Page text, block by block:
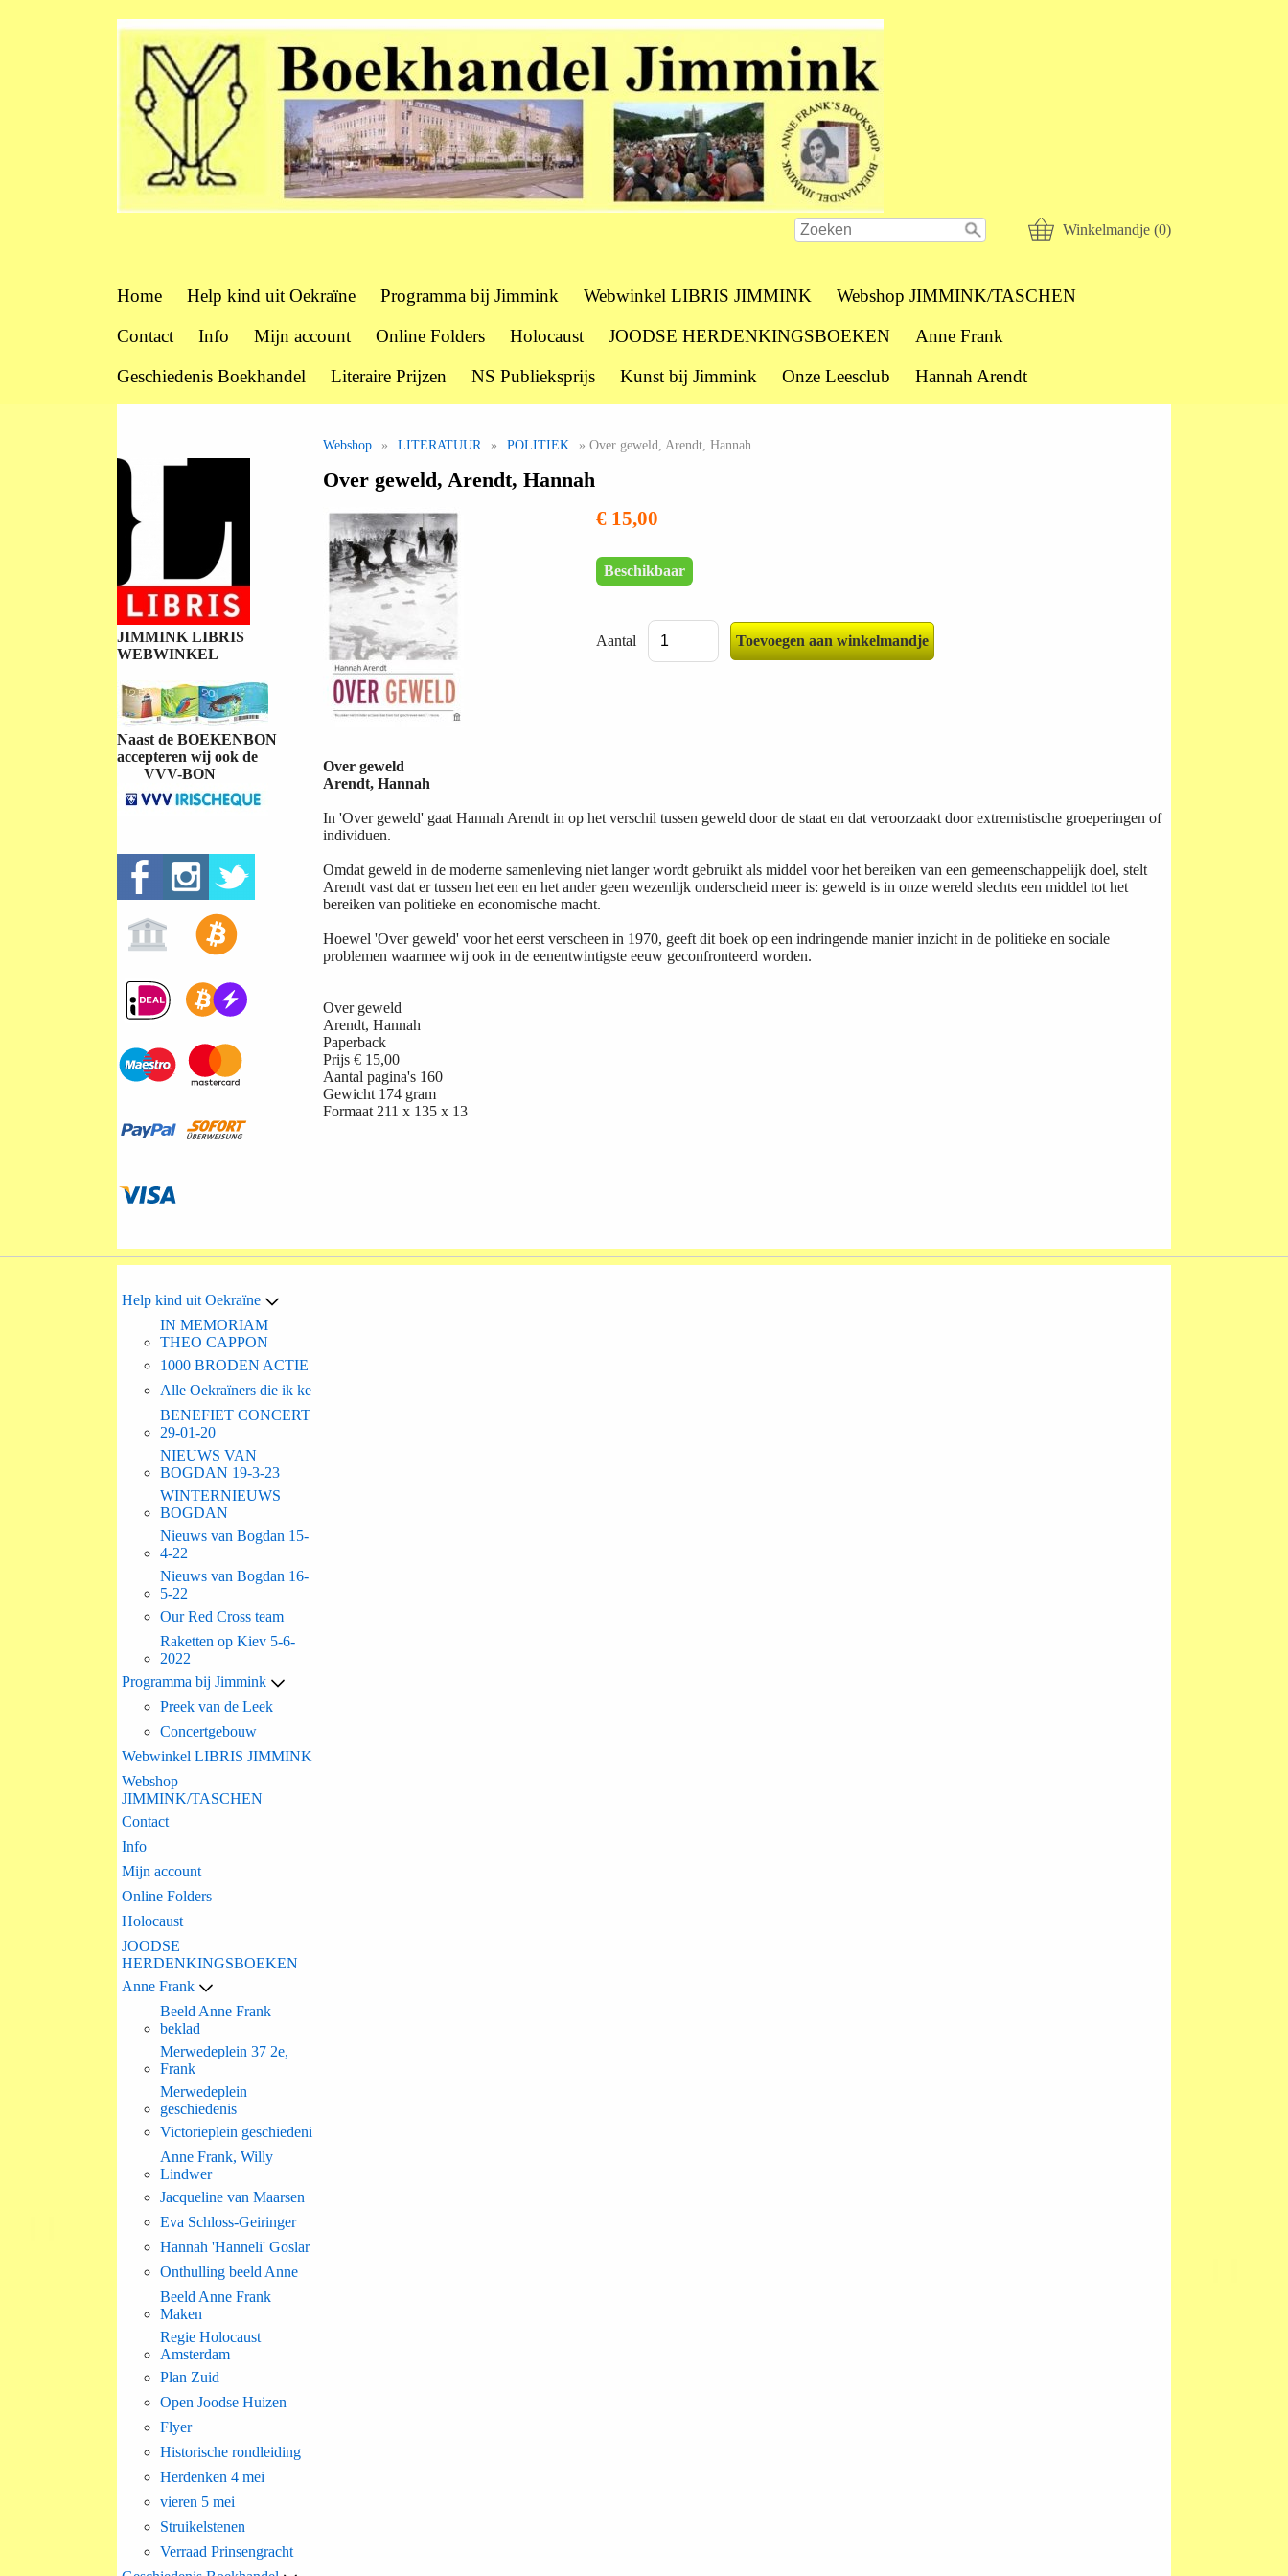
Winkelmandje (0)
Home Help kind uit Oekraïne Programma bij Jimmink Webwinkel LIBRIS JIMMINK
Webshop JIMMINK/TASCHEN
Contact
Info Mijn account Online Folders Holocaust JOODSE HERDENKINGSBOEKEN
Anne Frank
Geschiedenis Boekhandel
Literaire Prijzen NS Publieksprijs Kunst bij Jimmink Onze Leesclub Hannah Arendt
JIMMINK LIBRIS
WEBWINKEL
Naast de BOEKENBON
accepteren wij ook de
VVV-BON
Webshop » LITERATUUR » POLITIEK » Over geweld, Arendt, Hannah
Over geweld, Arendt, Hannah
€ 15,00
Beschikbaar
Aantal
Over geweld
Arendt, Hannah
In 'Over geweld' gaat Hannah Arendt in op het verschil tussen geweld door de staat en dat veroorzaakt door extremistische groeperingen of
individuen.
Omdat geweld in de moderne samenleving niet langer wordt gebruikt als middel voor het bereiken van een gemeenschappelijk doel, stelt
Arendt vast dat er tussen het een en het ander geen wezenlijk onderscheid meer is: geweld is in onze wereld slechts een middel tot het
bereiken van politieke en economische macht.
Hoewel 'Over geweld' voor het eerst verscheen in 1970, geeft dit boek op een indringende manier inzicht in de politieke en sociale
problemen waarmee wij ook in de eenentwintigste eeuw geconfronteerd worden.
Over geweld
Arendt, Hannah
Paperback
Prijs € 15,00
Aantal pagina's 160
Gewicht 174 gram
Formaat 211 x 135 x 13
Help kind uit Oekraïne
IN MEMORIAM
THEO CAPPON
1000 BRODEN ACTIE
Alle Oekraïners die ik ke
BENEFIET CONCERT
29-01-20
NIEUWS VAN
BOGDAN 19-3-23
WINTERNIEUWS
BOGDAN
Nieuws van Bogdan 15-
4-22
Nieuws van Bogdan 16-
5-22
Our Red Cross team
Raketten op Kiev 5-6-
2022
Programma bij Jimmink
Preek van de Leek
Concertgebouw
Webwinkel LIBRIS JIMMINK
Webshop
JIMMINK/TASCHEN
Contact
Info
Mijn account
Online Folders
Holocaust
JOODSE
HERDENKINGSBOEKEN
Anne Frank
Beeld Anne Frank
beklad
Merwedeplein 37 2e,
Frank
Merwedeplein
geschiedenis
Victorieplein geschiedeni
Anne Frank, Willy
Lindwer
Jacqueline van Maarsen
Eva Schloss-Geiringer
Hannah 'Hanneli' Goslar
Onthulling beeld Anne
Beeld Anne Frank
Maken
Regie Holocaust
Amsterdam
Plan Zuid
Open Joodse Huizen
Flyer
Historische rondleiding
Herdenken 4 mei
vieren 5 mei
Struikelstenen
Verraad Prinsengracht